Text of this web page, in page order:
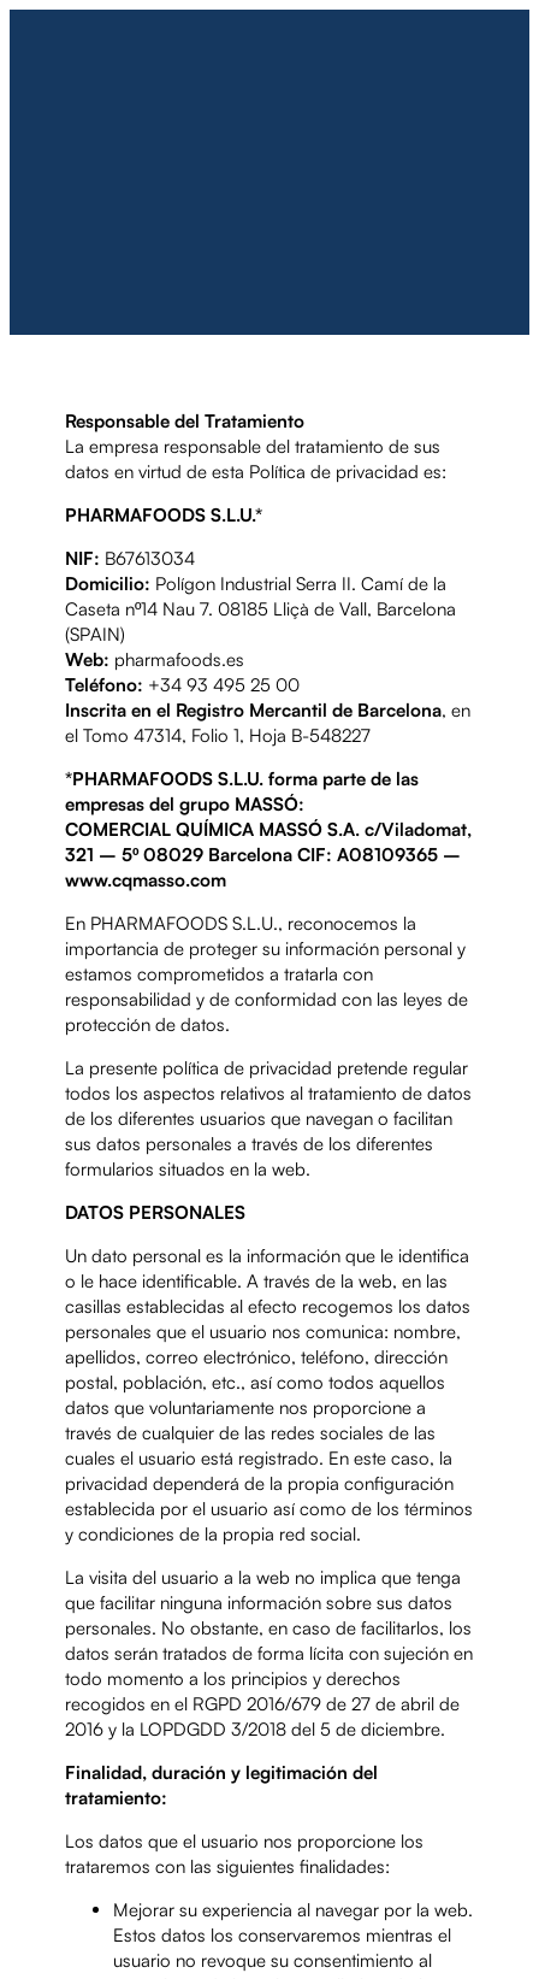
Responsable del Tratamiento
La empresa responsable del tratamiento de sus
datos en virtud de esta Política de privacidad es:
PHARMAFOODS S.L.U.*
NIF: B67613034
Domicilio: Polígon Industrial Serra II. Camí de la
Caseta nº14 Nau 7. 08185 Lliçà de Vall, Barcelona
(SPAIN)
Web: pharmafoods.es
Teléfono: +34 93 495 25 00
Inscrita en el Registro Mercantil de Barcelona, en
el Tomo 47314, Folio 1, Hoja B-548227
*PHARMAFOODS S.L.U. forma parte de las
empresas del grupo MASSÓ:
COMERCIAL QUÍMICA MASSÓ S.A. c/Viladomat,
321 – 5º 08029 Barcelona CIF: A08109365 –
www.cqmasso.com
En PHARMAFOODS S.L.U., reconocemos la
importancia de proteger su información personal y
estamos comprometidos a tratarla con
responsabilidad y de conformidad con las leyes de
protección de datos.
La presente política de privacidad pretende regular
todos los aspectos relativos al tratamiento de datos
de los diferentes usuarios que navegan o facilitan
sus datos personales a través de los diferentes
formularios situados en la web.
DATOS PERSONALES
Un dato personal es la información que le identifica
o le hace identificable. A través de la web, en las
casillas establecidas al efecto recogemos los datos
personales que el usuario nos comunica: nombre,
apellidos, correo electrónico, teléfono, dirección
postal, población, etc., así como todos aquellos
datos que voluntariamente nos proporcione a
través de cualquier de las redes sociales de las
cuales el usuario está registrado. En este caso, la
privacidad dependerá de la propia configuración
establecida por el usuario así como de los términos
y condiciones de la propia red social.
La visita del usuario a la web no implica que tenga
que facilitar ninguna información sobre sus datos
personales. No obstante, en caso de facilitarlos, los
datos serán tratados de forma lícita con sujeción en
todo momento a los principios y derechos
recogidos en el RGPD 2016/679 de 27 de abril de
2016 y la LOPDGDD 3/2018 del 5 de diciembre.
Finalidad, duración y legitimación del
tratamiento:
Los datos que el usuario nos proporcione los
trataremos con las siguientes finalidades:
Mejorar su experiencia al navegar por la web.
Estos datos los conservaremos mientras el
usuario no revoque su consentimiento al